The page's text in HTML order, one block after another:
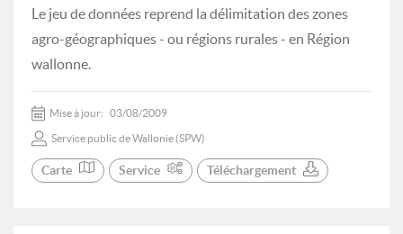
Le jeu de données reprend la délimitation des zones
agro-géographiques - ou régions rurales - en Région
wallonne.
Mise à jour: 03/08/2009
Service public de Wallonie (SPW)
Carte Service Téléchargement